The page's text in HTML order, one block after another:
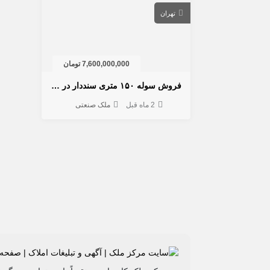
تهران
7,600,000,000 تومان
فروش سوله ۱۵۰ متری سنددار در چهاردانگه | داخل مجتمع صنعتی
2 ماه قبل ملک صنعتی